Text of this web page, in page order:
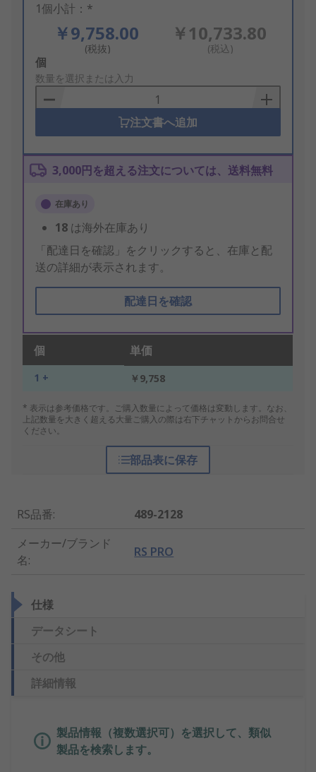
1個小計：*
￥9,758.00
(税抜)
￥10,733.80
(税込)
Add
to
Basket
個
数量を選択または入力
注文書へ追加
3,000円を超える注文については、送料無料
在庫あり
18 は海外在庫あり
「配達日を確認」をクリックすると、在庫と配
送の詳細が表示されます。
配達日を確認
個 単価
1 + ￥9,758
* 表示は参考価格です。ご購入数量によって価格は変動します。なお、
上記数量を大きく超える大量ご購入の際は右下チャットからお問合せ
ください。
部品表に保存
RS品番:
489-2128
メーカー/ブランド
名:
RS PRO
仕様
データシート
その他
詳細情報
製品情報（複数選択可）を選択して、類似
製品を検索します。